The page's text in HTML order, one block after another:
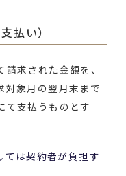
払い）
求された金額を、
対象月の翌月末まで
て支払うものとす
は契約者が負担す